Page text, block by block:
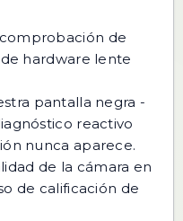
de
hardware lente
pantalla negra -
reactivo
nunca aparece.
de la cámara en
de calificación de